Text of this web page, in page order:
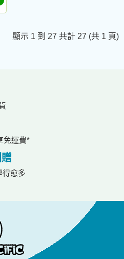
顯示 1 到 27 共計 27 (共 1 頁)
免運費*
得愈多